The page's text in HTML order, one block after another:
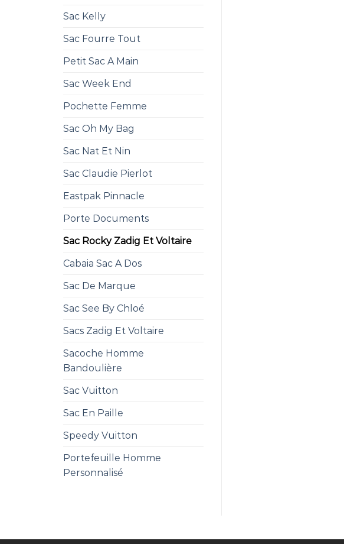
Sac Kelly
Sac Fourre Tout
Petit Sac A Main
Sac Week End
Pochette Femme
Sac Oh My Bag
Sac Nat Et Nin
Sac Claudie Pierlot
Eastpak Pinnacle
Porte Documents
Sac Rocky Zadig Et Voltaire
Cabaia Sac A Dos
Sac De Marque
Sac See By Chloé
Sacs Zadig Et Voltaire
Sacoche Homme
Bandoulière
Sac Vuitton
Sac En Paille
Speedy Vuitton
Portefeuille Homme
Personnalisé